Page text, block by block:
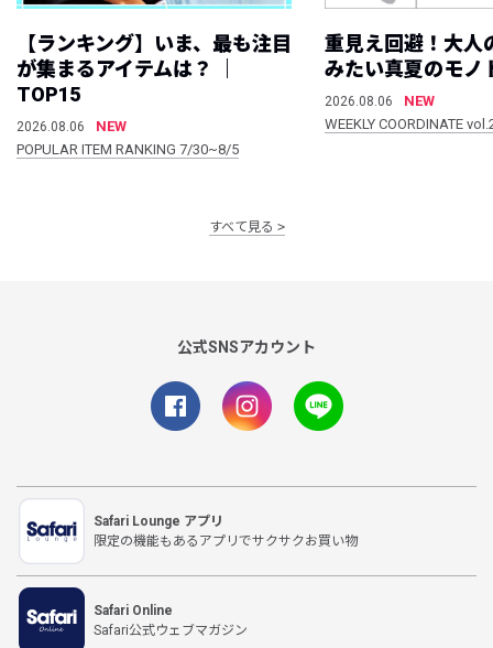
【ランキング】いま、最も注目
が集まるアイテムは？ ｜
TOP15
2026.08.06
NEW
POPULAR ITEM RANKING 7/30~8/5
重見え回避！大人
みたい真夏のモノ
2026.08.06
NEW
WEEKLY COORDINATE
すべて見る
公式SNSアカウント
Safari Lounge アプリ
限定の機能もあるアプリでサクサクお買い物
Safari Online
Safari公式ウェブマガジン